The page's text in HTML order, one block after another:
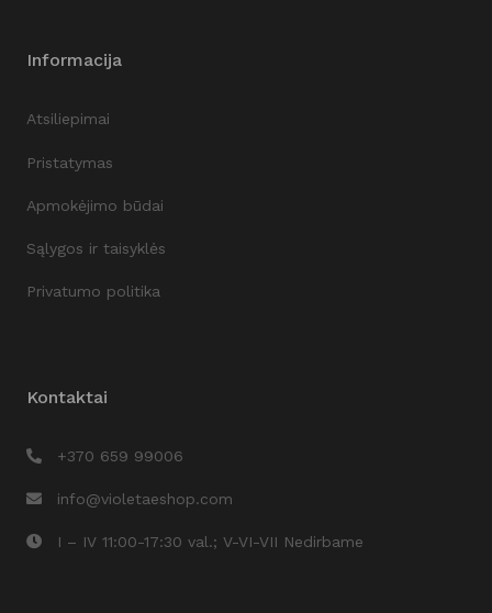
Informacija
Atsiliepimai
Pristatymas
Apmokėjimo būdai
Sąlygos ir taisyklės
Privatumo politika
Kontaktai
+370 659 99006
info@violetaeshop.com
I – IV 11:00-17:30 val.; V-VI-VII Nedirbame